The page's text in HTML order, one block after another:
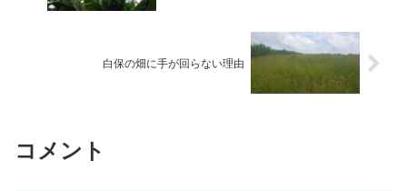
白保の畑に手が回らない理由
コメント